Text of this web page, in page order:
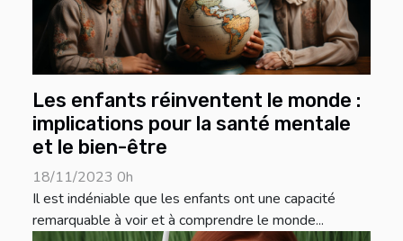
Les enfants réinventent le monde :
implications pour la santé mentale
et le bien-être
18/11/2023 0h
Il est indéniable que les enfants ont une capacité
remarquable à voir et à comprendre le monde...